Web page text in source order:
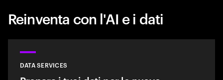
Reinventa con l'AI e i dati
DATA SERVICES